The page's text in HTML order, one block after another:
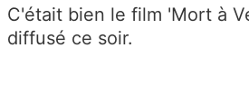
C'était bien le film 'Mort à
diffusé ce soir.